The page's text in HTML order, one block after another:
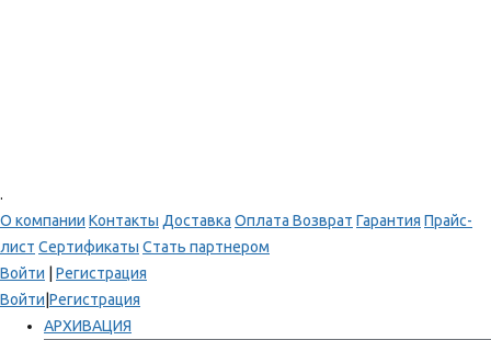
.
О компании Контакты Доставка Оплата Возврат Гарантия Прайс-
лист Сертификаты Стать партнером
Войти
Регистрация
Войти Регистрация
АРХИВАЦИЯ